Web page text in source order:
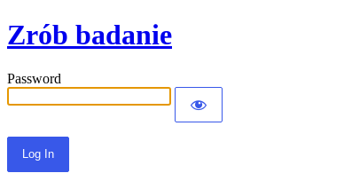
Zrób badanie
Password